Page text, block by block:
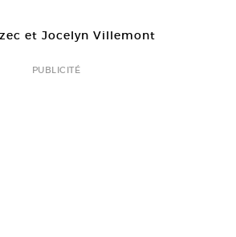
et Jocelyn Villemont
PUBLICITÉ